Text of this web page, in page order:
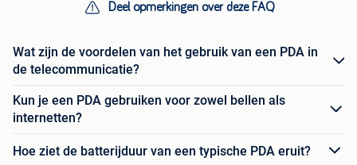
Deel opmerkingen over deze FAQ
Wat zijn de voordelen van het gebruik van een PDA in
de telecommunicatie?
Kun je een PDA gebruiken voor zowel bellen als
internetten?
Hoe ziet de batterijduur van een typische PDA eruit?